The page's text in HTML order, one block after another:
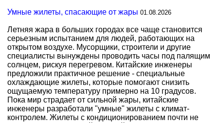
Умные жилеты, спасающие от жары 01.08.2026
Летняя жара в больших городах все чаще становится
серьезным испытанием для людей, работающих на
открытом воздухе. Мусорщики, строители и другие
специалисты вынуждены проводить часы под палящим
солнцем, рискуя перегревом. Китайские инженеры
предложили практичное решение - специальные
охлаждающие жилеты, которые помогают снизить
ощущаемую температуру примерно на 10 градусов.
Пока мир страдает от сильной жары, китайские
инженеры разработали "умные" жилеты с климат-
контролем. Жилеты с кондиционированием почти не